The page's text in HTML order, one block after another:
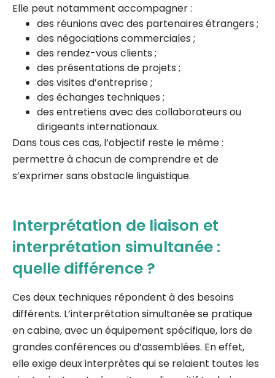
Elle peut notamment accompagner :
des réunions avec des partenaires étrangers ;
des négociations commerciales ;
des rendez-vous clients ;
des présentations de projets ;
des visites d’entreprise ;
des échanges techniques ;
des entretiens avec des collaborateurs ou
dirigeants internationaux.
Dans tous ces cas, l’objectif reste le même :
permettre à chacun de comprendre et de
s’exprimer sans obstacle linguistique.
Interprétation de liaison et
interprétation simultanée :
quelle différence ?
Ces deux techniques répondent à des besoins
différents. L’interprétation simultanée se pratique
en cabine, avec un équipement spécifique, lors de
grandes conférences ou d’assemblées. En effet,
elle exige deux interprètes qui se relaient toutes les